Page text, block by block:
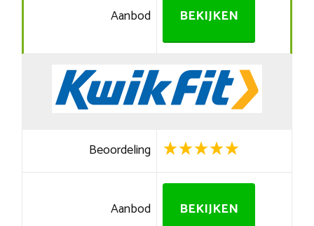
Aanbod BEKIJKEN
Beoordeling
Aanbod BEKIJKEN